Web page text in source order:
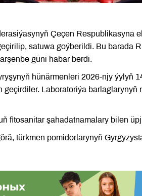
Çeçen Respublikasyna
satuwa goýberildi. Bu barada
güni habar berdi.
hünärmenleri 2026-njy ýylyň
Laboratoriýa barlaglarynyň
fitosanitar şahadatnamalary bilen
türkmen pomidorlarynyň